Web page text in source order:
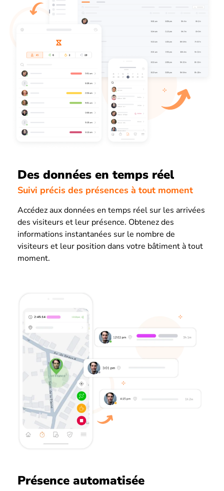
Des données en temps réel
Suivi précis des présences à tout moment
Accédez aux données en temps réel sur les arrivées
des visiteurs et leur présence. Obtenez des
informations instantanées sur le nombre de
visiteurs et leur position dans votre bâtiment à tout
moment.
Présence automatisée